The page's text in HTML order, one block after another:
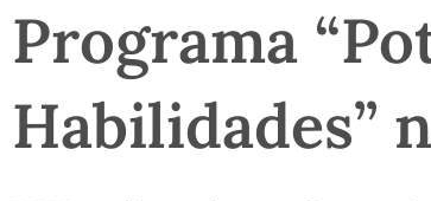
Programa
Habilidades”